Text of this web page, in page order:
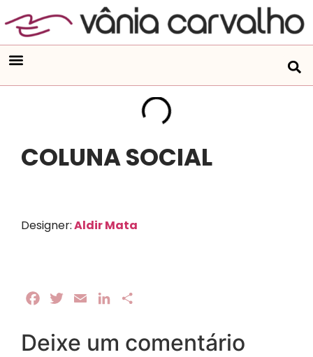
COLUNA SOCIAL
Designer:Aldir Mata
FacebookTwitterEmail LinkedIn
Deixe um comentário